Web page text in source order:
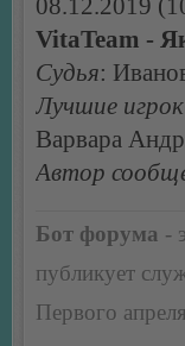
08.12.2019
VitaTeam -
Судья:
Лучшие
Варвара
Автор
Бот форума -
публикует
Первого